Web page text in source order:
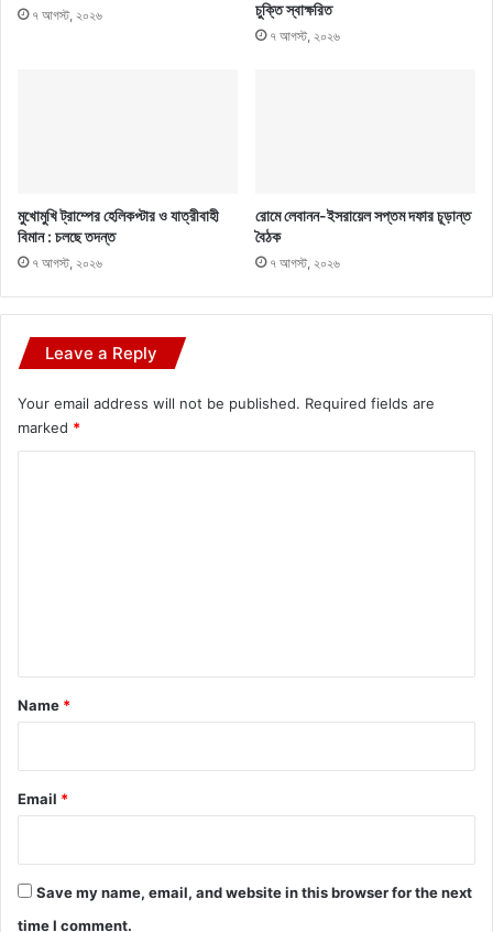
৭ আগস্ট, ২০২৬ চুক্তি স্বাক্ষরিত
৭ আগস্ট, ২০২৬
মুখোমুখি ট্রাম্পের হেলিকপ্টার ও যাত্রীবাহী
বিমান : চলছে তদন্ত
৭ আগস্ট, ২০২৬
রোমে লেবানন-ইসরায়েল সপ্তম দফার চূড়ান্ত
বৈঠক
৭ আগস্ট, ২০২৬
Leave a Reply
Your email address will not be published. Required fields are
marked *
*
Name *
Email *
Save my name, email, and website in this browser for the next
time I comment.